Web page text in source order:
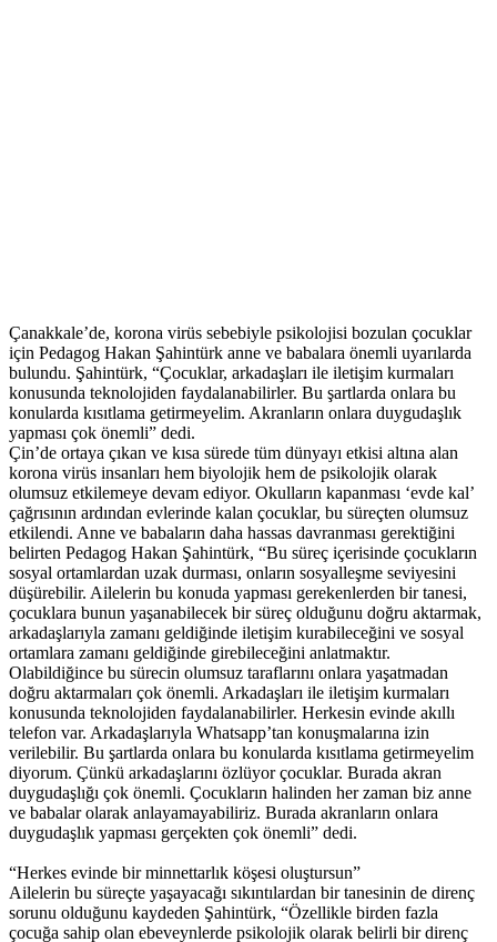
Çanakkale’de, korona virüs sebebiyle psikolojisi bozulan çocuklar
için Pedagog Hakan Şahintürk anne ve babalara önemli uyarılarda
bulundu. Şahintürk, “Çocuklar, arkadaşları ile iletişim kurmaları
konusunda teknolojiden faydalanabilirler. Bu şartlarda onlara bu
konularda kısıtlama getirmeyelim. Akranların onlara duygudaşlık
yapması çok önemli” dedi.
Çin’de ortaya çıkan ve kısa sürede tüm dünyayı etkisi altına alan
korona virüs insanları hem biyolojik hem de psikolojik olarak
olumsuz etkilemeye devam ediyor. Okulların kapanması ‘evde kal’
çağrısının ardından evlerinde kalan çocuklar, bu süreçten olumsuz
etkilendi. Anne ve babaların daha hassas davranması gerektiğini
belirten Pedagog Hakan Şahintürk, “Bu süreç içerisinde çocukların
sosyal ortamlardan uzak durması, onların sosyalleşme seviyesini
düşürebilir. Ailelerin bu konuda yapması gerekenlerden bir tanesi,
çocuklara bunun yaşanabilecek bir süreç olduğunu doğru aktarmak,
arkadaşlarıyla zamanı geldiğinde iletişim kurabileceğini ve sosyal
ortamlara zamanı geldiğinde girebileceğini anlatmaktır.
Olabildiğince bu sürecin olumsuz taraflarını onlara yaşatmadan
doğru aktarmaları çok önemli. Arkadaşları ile iletişim kurmaları
konusunda teknolojiden faydalanabilirler. Herkesin evinde akıllı
telefon var. Arkadaşlarıyla Whatsapp’tan konuşmalarına izin
verilebilir. Bu şartlarda onlara bu konularda kısıtlama getirmeyelim
diyorum. Çünkü arkadaşlarını özlüyor çocuklar. Burada akran
duygudaşlığı çok önemli. Çocukların halinden her zaman biz anne
ve babalar olarak anlayamayabiliriz. Burada akranların onlara
duygudaşlık yapması gerçekten çok önemli” dedi.
“Herkes evinde bir minnettarlık köşesi oluştursun”
Ailelerin bu süreçte yaşayacağı sıkıntılardan bir tanesinin de direnç
sorunu olduğunu kaydeden Şahintürk, “Özellikle birden fazla
çocuğa sahip olan ebeveynlerde psikolojik olarak belirli bir direnç